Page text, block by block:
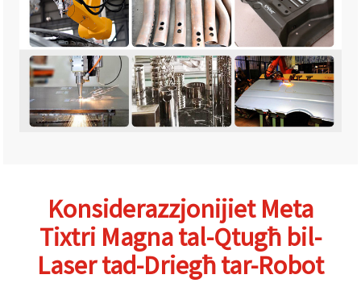
Konsiderazzjonijiet Meta
Tixtri Magna tal-Qtugħ bil-
Laser tad-Driegħ tar-Robot